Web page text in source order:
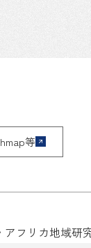
等
アフリカ地域研